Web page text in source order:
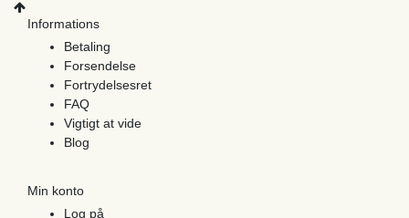
Informations
Betaling
Forsendelse
Fortrydelsesret
FAQ
Vigtigt at vide
Blog
Min konto
Log på